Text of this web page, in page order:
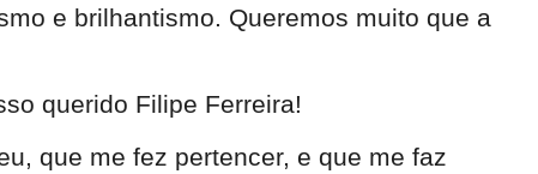
e brilhantismo. Queremos muito que a
querido Filipe Ferreira!
que me fez pertencer, e que me faz